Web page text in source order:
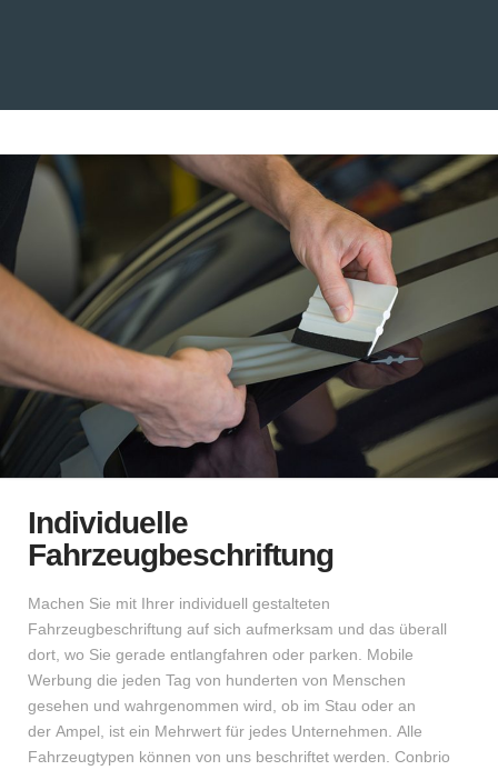
Individuelle
Fahrzeugbeschriftung
Machen Sie mit Ihrer individuell gestalteten
Fahrzeugbeschriftung auf sich aufmerksam und das überall
dort, wo Sie gerade entlangfahren oder parken. Mobile
Werbung die jeden Tag von hunderten von Menschen
gesehen und wahrgenommen wird, ob im Stau oder an
der Ampel, ist ein Mehrwert für jedes Unternehmen. Alle
Fahrzeugtypen können von uns beschriftet werden. Conbrio